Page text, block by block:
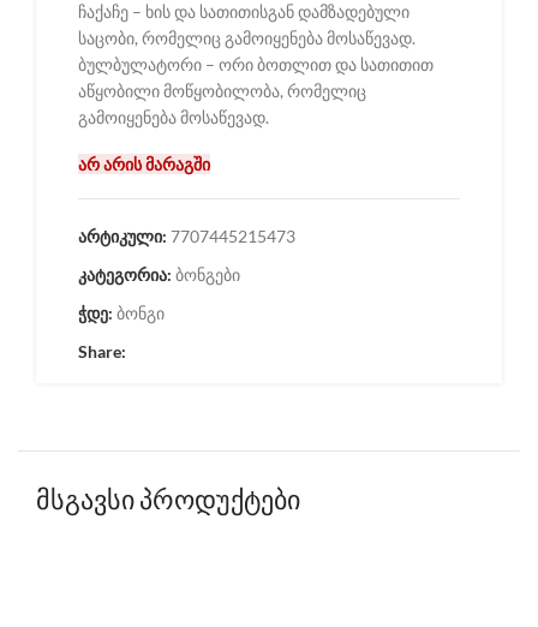
ჩაქაჩე – ხის და სათითისგან დამზადებული
საცობი, რომელიც გამოიყენება მოსაწევად.
ბულბულატორი – ორი ბოთლით და სათითით
აწყობილი მოწყობილობა, რომელიც
გამოიყენება მოსაწევად.
არ არის მარაგში
არტიკული: 7707445215473
კატეგორია: ბონგები
ჭდე: ბონგი
Share:
მსგავსი პროდუქტები